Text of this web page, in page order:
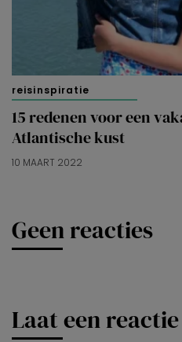
reisinspiratie
15 redenen voor een
Atlantische kust
10 MAART 2022
Geen reacties
Laat een